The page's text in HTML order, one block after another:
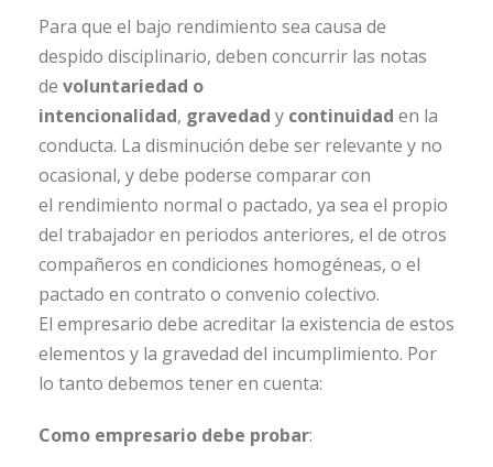
Para que el bajo rendimiento sea causa de
despido disciplinario, deben concurrir las notas
de voluntariedad o
intencionalidad, gravedad y continuidad en la
conducta. La disminución debe ser relevante y no
ocasional, y debe poderse comparar con
el rendimiento normal o pactado, ya sea el propio
del trabajador en periodos anteriores, el de otros
compañeros en condiciones homogéneas, o el
pactado en contrato o convenio colectivo.
El empresario debe acreditar la existencia de estos
elementos y la gravedad del incumplimiento. Por
lo tanto debemos tener en cuenta:
Como empresario debe probar: